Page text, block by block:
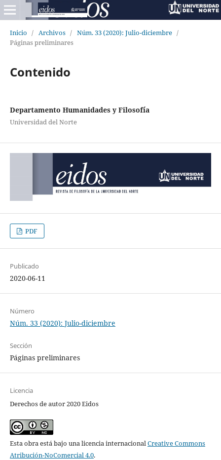
Inicio / Archivos / Núm. 33 (2020): Julio-diciembre /
Páginas preliminares
Contenido
Departamento Humanidades y Filosofía
Universidad del Norte
PDF
Publicado
2020-06-11
Número
Núm. 33 (2020): Julio-diciembre
Sección
Páginas preliminares
Licencia
Derechos de autor 2020 Eidos
Esta obra está bajo una licencia internacionalCreative Commons
Atribución-NoComercial 4.0.